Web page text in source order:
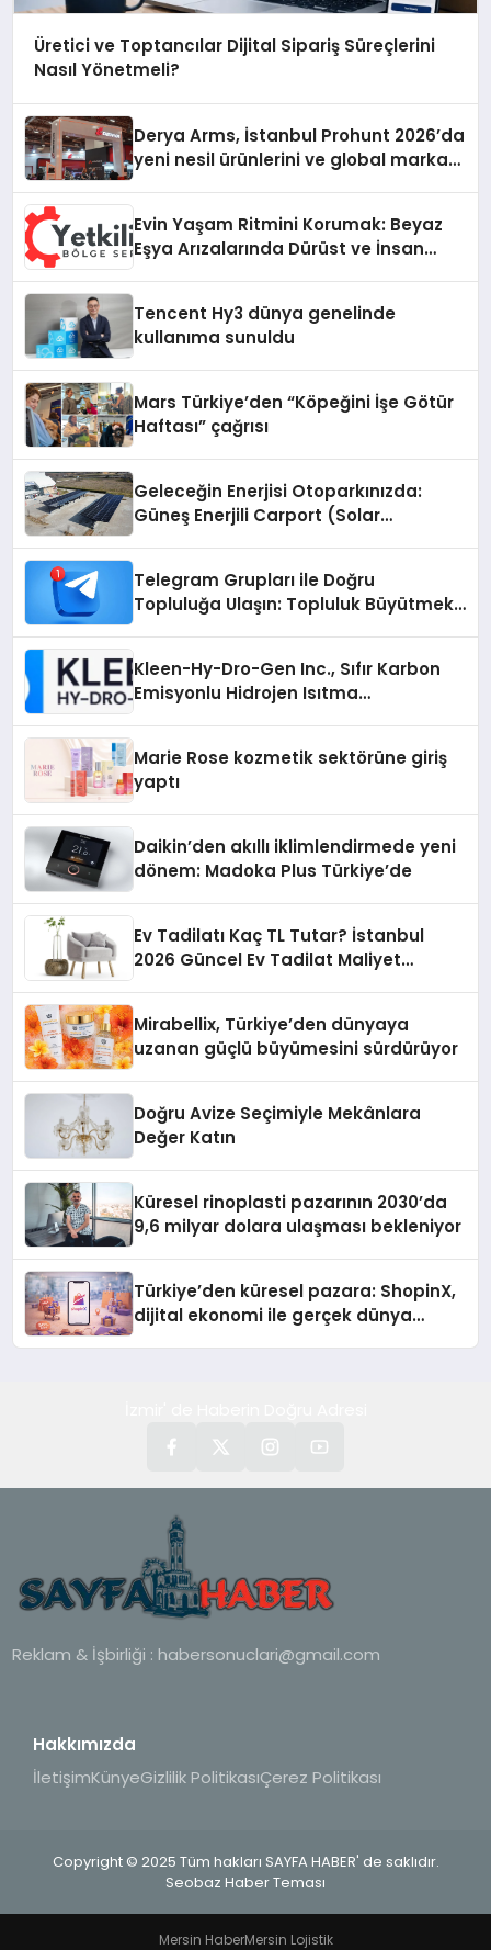
Üretici ve Toptancılar Dijital Sipariş Süreçlerini
Nasıl Yönetmeli?
Derya Arms, İstanbul Prohunt 2026’da
yeni nesil ürünlerini ve global marka
Evin Yaşam Ritmini Korumak: Beyaz
Eşya Arızalarında Dürüst ve İnsan
Tencent Hy3 dünya genelinde
kullanıma sunuldu
Mars Türkiye’den “Köpeğini İşe Götür
Haftası” çağrısı
Geleceğin Enerjisi Otoparkınızda:
Güneş Enerjili Carport (Solar
Telegram Grupları ile Doğru
Topluluğa Ulaşın: Topluluk Büyütmek
Kleen-Hy-Dro-Gen Inc., Sıfır Karbon
Emisyonlu Hidrojen Isıtma
Marie Rose kozmetik sektörüne giriş
yaptı
Daikin’den akıllı iklimlendirmede yeni
dönem: Madoka Plus Türkiye’de
Ev Tadilatı Kaç TL Tutar? İstanbul
2026 Güncel Ev Tadilat Maliyet
Mirabellix, Türkiye’den dünyaya
uzanan güçlü büyümesini sürdürüyor
Doğru Avize Seçimiyle Mekânlara
Değer Katın
Küresel rinoplasti pazarının 2030’da
9,6 milyar dolara ulaşması bekleniyor
Türkiye’den küresel pazara: ShopinX,
dijital ekonomi ile gerçek dünya
Reklam & İşbirliği : habersonuclari@gmail.com
Hakkımızda
İletişimKünyeGizlilik PolitikasıÇerez Politikası
Copyright © 2025 Tüm hakları SAYFA HABER' de saklıdır.
Seobaz Haber Teması
Mersin HaberMersin Lojistik